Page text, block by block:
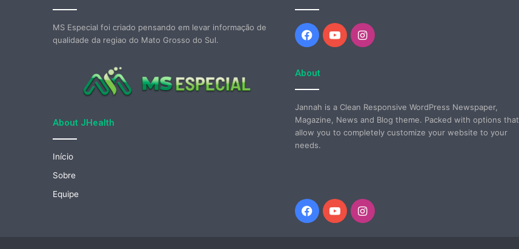
MS Especial foi criado pensando em levar informação de
qualidade da regiao do Mato Grosso do Sul.
About JHealth
Início
Sobre
Equipe
Facebook
YouTubeInstagram
About
Jannah is a Clean Responsive WordPress Newspaper,
Magazine, News and Blog theme. Packed with options that
allow you to completely customize your website to your
needs.
Facebook
YouTubeInstagram